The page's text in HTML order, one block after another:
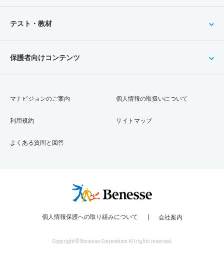
テスト・教材
保護者向けコンテンツ
マナビジョンのご案内
利用規約
よくある質問と回答
個人情報の取扱いについて
サイトマップ
個人情報保護への取り組みについて 会社案内
Copyright © Benesse Corporation All rights reserved.